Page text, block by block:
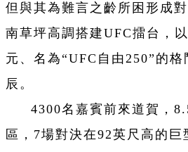
但與其為難言之齡所困形成
南草坪高調搭建UFC擂台，
元、名為“UFC自由250”的
辰。
4300名嘉賓前來道賀，
區，7場對決在92英尺高的巨